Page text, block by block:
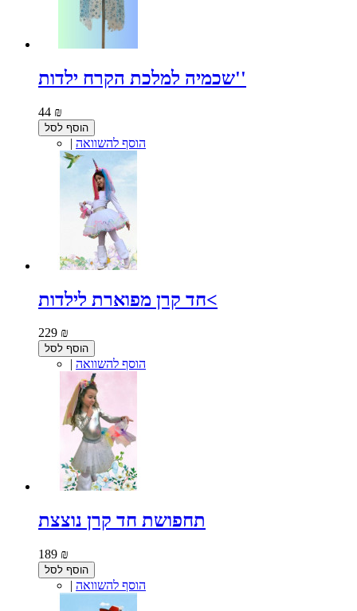
שכמיה למלכת הקרח ילדות''
44 ₪
הוסף לסל
| הוסף להשוואה
חד קרן מפוארת לילדות<
229 ₪
הוסף לסל
| הוסף להשוואה
תחפושת חד קרן נוצצת
189 ₪
הוסף לסל
| הוסף להשוואה